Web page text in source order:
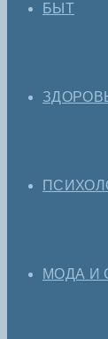
БЫТ
МОДА И